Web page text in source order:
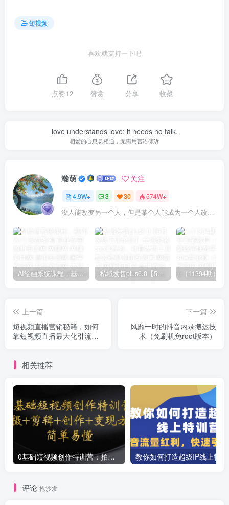
短视频
喜欢就支持一下吧
点赞12 赞赏 分享 收藏
love understands love; it needs no talk.
相爱的心息息相通，无需用言语倾诉
瀚萌 关注
4.9W+ 3 30 574W+
没人能改变另一个人，但是某个人能成为一个人改变的原因
AI绘画系统课程，基础入门-实战案例-商业应用 私域发售plus6.0【5月份线下课录音】/全域套装sop流程包，社群发售工具套装模型
上一篇
短视频直播营销秘籍，如何
靠短视频直播最大化引流和
下一篇
风靡一时的抖音内录搬运技
术（免刷机免root版本）
相关推荐
0基础短视频创作特训营：拍摄+剪辑+创作+变现方法
评论 抢沙发